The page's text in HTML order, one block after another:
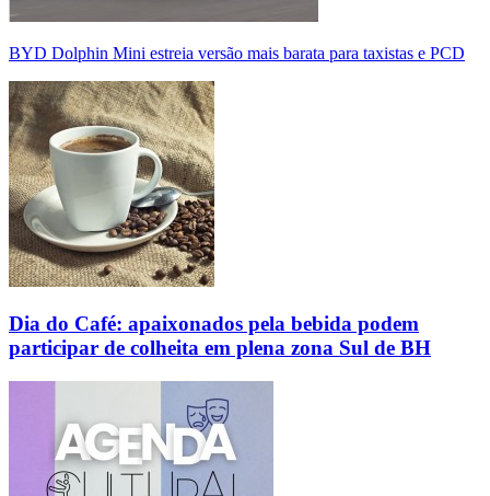
BYD Dolphin Mini estreia versão mais barata para taxistas e PCD
Dia do Café: apaixonados pela bebida podem
participar de colheita em plena zona Sul de BH